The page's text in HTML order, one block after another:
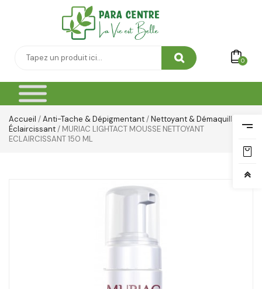
0
Accueil /Anti-Tache & Dépigmentant/Nettoyant & Démaquillant
Éclaircissant/ MURIAC LIGHTACT MOUSSE NETTOYANT
ECLAIRCISSANT 150 ML